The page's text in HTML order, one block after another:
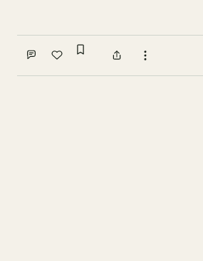
Comment
Like
Sign in to bookmark
ShareMore actions